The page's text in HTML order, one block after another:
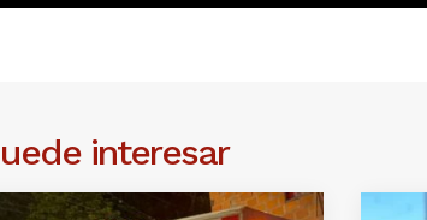
interesar